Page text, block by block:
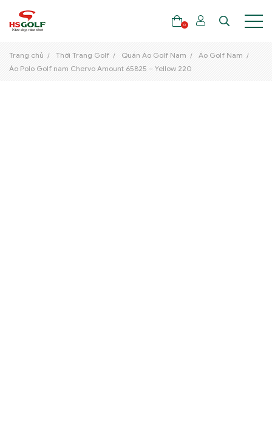
0
Trang chủ Thời Trang Golf Quần Áo Golf Nam
Áo Golf Nam
Áo Polo Golf nam Chervo Amount 65825 – Yellow 220